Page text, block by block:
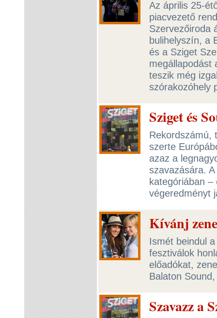
Az április 25-
piacvezető
Szervezőiroda
bulihelyszín, a
és a Sziget
megállapodást
teszik még
szórakozóhely
Sziget és
Rekordszámú,
szerte
azaz a
szavazására.
kategóriában –
végeredményt
Kívánj
Ismét beindul
fesztiválok
előadókat,
Balaton
Szavazz a